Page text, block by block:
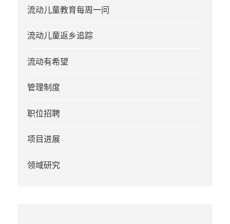
流动儿童教育每周一问
流动儿童返乡追踪
流动有希望
管理制度
职位招聘
项目进展
领域研究